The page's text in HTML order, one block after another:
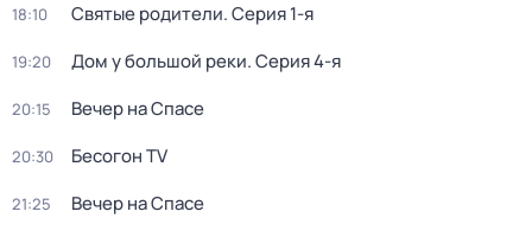
18:10 Святые родители. Серия 1-я
19:20 Дом у большой реки. Серия 4-я
20:15 Вечер на Спасе
20:30 Бесогон TV
21:25 Вечер на Спасе